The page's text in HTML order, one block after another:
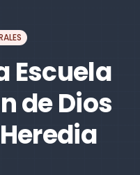
Escuela
de Dios